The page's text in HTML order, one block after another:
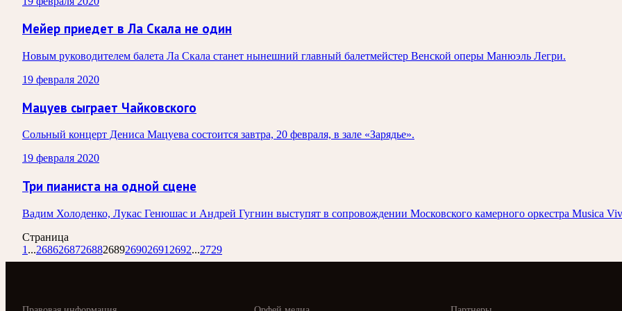
Мейер приедет в Ла Скала не один
Новым руководителем балета Ла Скала станет нынешний главный балетмейстер Венской оперы Манюэль Легри.
19 февраля 2020
Мацуев сыграет Чайковского
Сольный концерт Дениса Мацуева состоится завтра, 20 февраля, в зале «Зарядье».
19 февраля 2020
Три пианиста на одной сцене
Вадим Холоденко, Лукас Генюшас и Андрей Гугнин выступят в сопровождении Московского камерного оркестра Musica
Страница
1 ...268626872688268926902691 2692...2729